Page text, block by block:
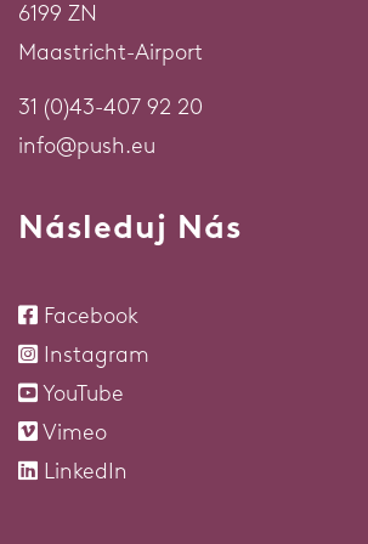
6199 ZN
Maastricht-Airport
31 (0)43-407 92 20
info@push.eu
Následuj Nás
Facebook
Instagram
YouTube
Vimeo
LinkedIn